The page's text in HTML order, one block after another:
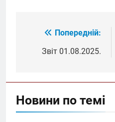
Навігація
записів
Попередній:
Звіт 01.08.2025.
Новини по темі